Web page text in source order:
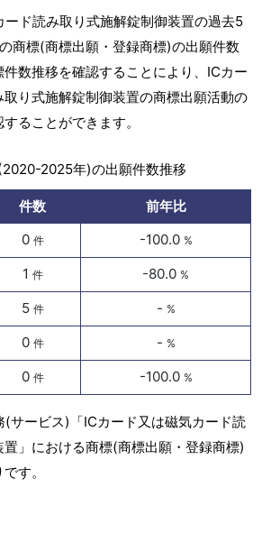
ード読み取り式施解錠制御装置の過去5
商標(商標出願・登録商標)の出願件数
数推移を確認することにより、ICカー
取り式施解錠制御装置の商標出願活動の
ることができます。
2025年)の出願件数推移
件数
前年比
0 件 -100.0 %
1 件 -80.0 %
5 件 - %
0 件 - %
0 件 -100.0 %
(サービス)「ICカード又は磁気カード読
」における商標(商標出願・登録商標)
す。